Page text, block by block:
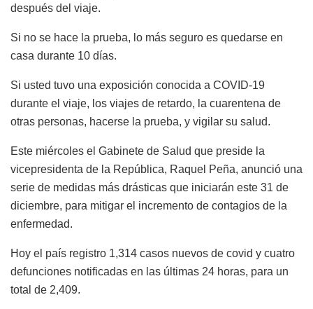
después del viaje.
Si no se hace la prueba, lo más seguro es quedarse en
casa durante 10 días.
Si usted tuvo una exposición conocida a COVID-19
durante el viaje, los viajes de retardo, la cuarentena de
otras personas, hacerse la prueba, y vigilar su salud.
Este miércoles el Gabinete de Salud que preside la
vicepresidenta de la República, Raquel Peña, anunció una
serie de medidas más drásticas que iniciarán este 31 de
diciembre, para mitigar el incremento de contagios de la
enfermedad.
Hoy el país registro 1,314 casos nuevos de covid y cuatro
defunciones notificadas en las últimas 24 horas, para un
total de 2,409.